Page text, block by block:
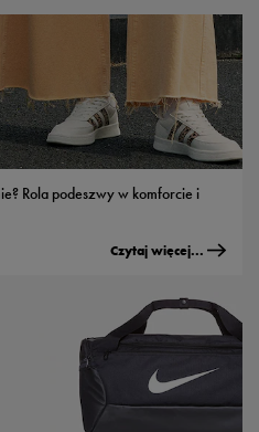
Rola podeszwy w komforcie i
Czytaj więcej...